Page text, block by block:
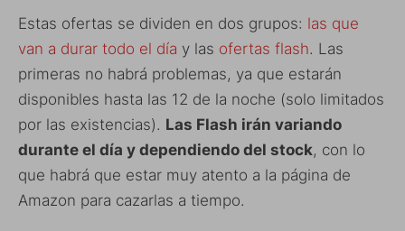
Estas ofertas se dividen en dos grupos: las que
van a durar todo el día y las ofertas flash. Las
primeras no habrá problemas, ya que estarán
disponibles hasta las 12 de la noche (solo limitados
por las existencias). Las Flash irán variando
durante el día y dependiendo del stock, con lo
que habrá que estar muy atento a la página de
Amazon para cazarlas a tiempo.